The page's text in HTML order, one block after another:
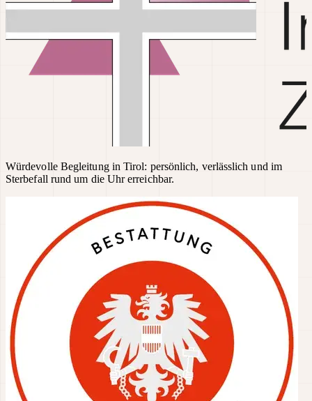
Würdevolle Begleitung in Tirol: persönlich, verlässlich und im
Sterbefall rund um die Uhr erreichbar.